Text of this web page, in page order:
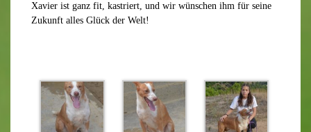
Xavier ist ganz fit, kastriert, und wir wünschen ihm für seine
Zukunft alles Glück der Welt!